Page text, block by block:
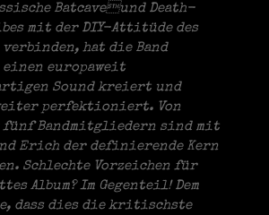
Batcaveund Death-
mit der DIY-Attitüde des
verbinden, hat die Band
europaweit
Sound kreiert und
perfektioniert. Von
fünf Bandmitgliedern sind mit
Erich der definierende Kern
Schlechte Vorzeichen für
Album? Im Gegenteil! Dem
dass dies die kritischste